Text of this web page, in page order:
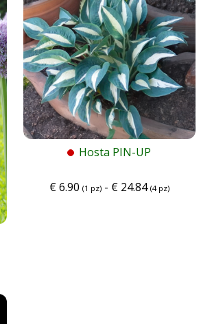
Hosta PIN-UP
€6.90 (1 pz)- €24.84 (4 pz)